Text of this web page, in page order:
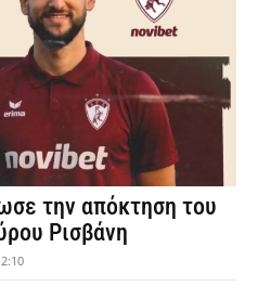
την απόκτηση του
Ρισβάνη